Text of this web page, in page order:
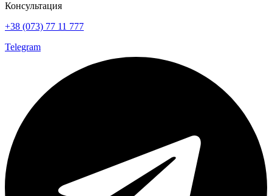
Консультация
+38 (073) 77 11 777
Telegram